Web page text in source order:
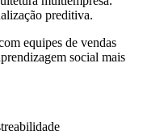
preditiva.
equipes de vendas
social mais